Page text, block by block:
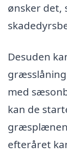
ønsker det,
Desuden
med
kan de
efteråret